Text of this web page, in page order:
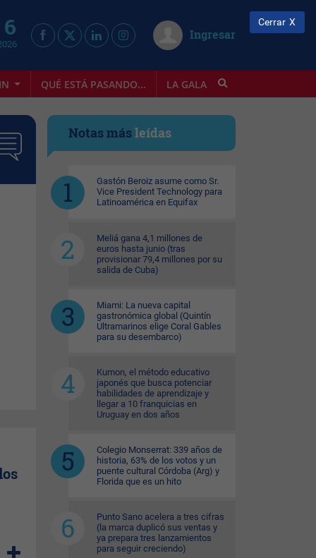
Ingresar
QUÉ ESTÁ PASANDO... LA GALA INFOSTYLE
Notas másleídas
Gastón Beroiz asume como Sr.
Vice President Technology para
Latinoamérica en Equifax
Meliá gana 4,1 millones de
euros hasta junio (tras
provisionar 79,4 millones por su
salida de Cuba)
Miami: La nueva capital
gastronómica global (Quintín
Ultramarinos elige Coral Gables
para su desembarco)
Kumon, el método educativo
japonés que busca potenciar
habilidades de aprendizaje y
llegar a 10 franquicias en
Uruguay en dos años
Colegio Monserrat: 339 años de
historia, 63% de los votos y un
puente cultural Córdoba (Arg) y
Florida que es un hito
Punto Sano acelera a tres cifras
(la marca duplicó sus ventas y
ya prepara tres lanzamientos
para seguir creciendo)
Cerrar